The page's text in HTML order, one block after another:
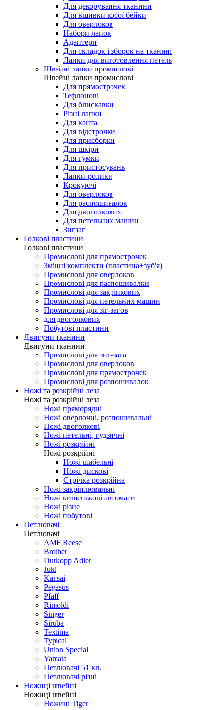
Для декорування тканини
Для вшивки косої бейки
Для оверлоков
Набори лапок
Адаптери
Для складок і зборок на тканині
Лапки для виготовлення петель
Швейні лапки промислові
Швейні лапки промислові
Для прямострочек
Тефлонові
Для блискавки
Різні лапки
Для канта
Для відстрочки
Для присборки
Для шкіри
Для гумки
Для пристосувань
Лапки-ролики
Крокуючі
Для оверлоков
Для распошивалок
Для двоголкових
Для петельних машин
Зигзаг
Голкові пластини
Голкові пластини
Промислові для прямострочек
Змінні комплекти (пластина+зуб'я)
Промислові для оверлоков
Промислові для распошивалки
Промислові для закріпкових
Промислові для петельних машин
Промислові для зіг-загов
для двоголкових
Побутові пластини
Двигуни тканини
Двигуни тканини
Промислові для зиг-зага
Промислові для оверлоков
Промислові для прямострочек
Промислові для розпошивалок
Ножі та розкрійні леза
Ножі та розкрійні леза
Ножі пряморядні
Ножі оверлочні, розпошивальні
Ножі двоголкові
Ножі петельні, гудзичні
Ножі розкрійні
Ножі розкрійні
Ножі шабельні
Ножі дискові
Стрічка розкрійна
Ножі закріплювальні
Ножі кишенькові автомати
Ножі різне
Ножі побутові
Петлювачі
Петлювачі
AMF Reese
Brother
Durkopp Adler
Juki
Kansai
Pegasus
Pfaff
Rimoldi
Singer
Siruba
Textima
Typical
Union Special
Yamata
Петлювачі 51 кл.
Петлювачі різні
Ножиці швейні
Ножиці швейні
Ножиці Tiger